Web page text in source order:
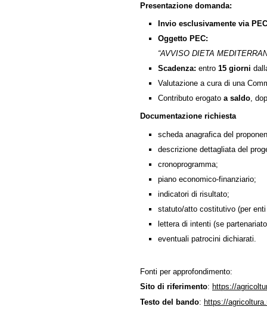
Presentazione domanda:
Invio esclusivamente via PEC
Oggetto PEC:
“AVVISO DIETA
Scadenza: entro 15 giorni
Valutazione a cura di una
Contributo erogato a saldo,
Documentazione richiesta
scheda anagrafica del
descrizione dettagliata del
cronoprogramma;
piano economico-finanziario;
indicatori di risultato;
statuto/atto costitutivo (per
lettera di intenti (se
eventuali patrocini dichiarati.
Fonti per approfondimento:
Sito di riferimento: https://
Testo del bando: https://